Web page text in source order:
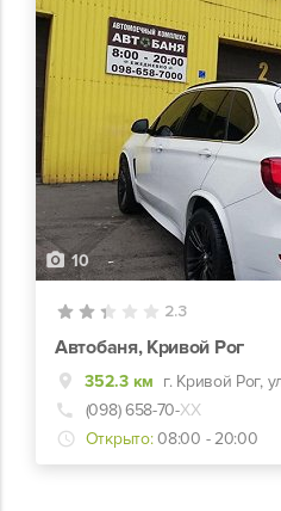
10
2.3
Автобаня, Кривой Рог
352.3 км
(098) 658-70-ХХ
Открыто: 08:00 - 20:00